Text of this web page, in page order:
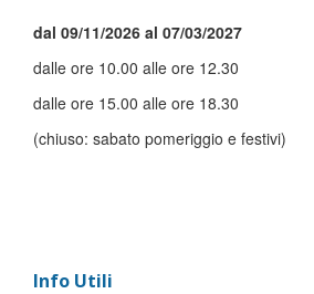
dal 09/11/2026 al 07/03/2027
dalle ore 10.00 alle ore 12.30
dalle ore 15.00 alle ore 18.30
(chiuso: sabato pomeriggio e festivi)
Info Utili